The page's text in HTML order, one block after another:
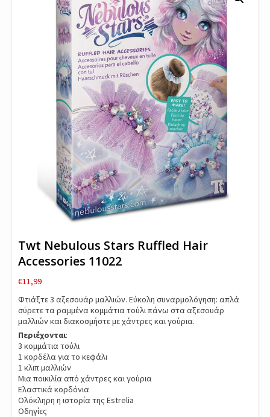
Twt Nebulous Stars Ruffled Hair
Accessories 11022
€11,99
Φτιάξτε 3 αξεσουάρ μαλλιών. Εύκολη συναρμολόγηση: απλά
σύρετε τα ραμμένα κομμάτια τούλι πάνω στα αξεσουάρ
μαλλιών και διακοσμήστε με χάντρες και γούρια.
Περιέχονται:
3 κομμάτια τούλι
1 κορδέλα για το κεφάλι
1 κλιπ μαλλιών
Μια ποικιλία από χάντρες και γούρια
Ελαστικά κορδόνια
Ολόκληρη η ιστορία της Estrelia
Οδηγίες